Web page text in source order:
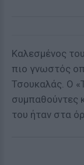
Καλεσμένος
πιο γνωστός
Τσουκαλάς. Ο
συμπαθούντες
του ήταν στα